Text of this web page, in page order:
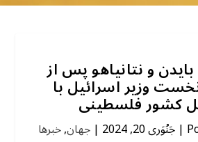
و نتانیاهو پس از
وزیر اسرائیل با
کشور فلسطینی
| جَنُوَری 20, 2024 | جهان,خبرها